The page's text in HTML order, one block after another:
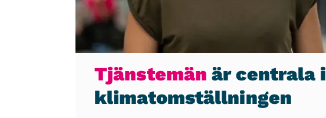
Tjänstemän är centrala i
klimatomställningen